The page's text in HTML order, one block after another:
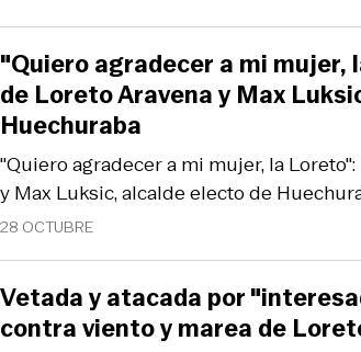
28 OCTUBRE
"Quiero agradecer a mi mujer, la
y Max Luksic, alcalde electo de
"Quiero agradecer a mi
de Loreto Aravena y Max
Huechuraba
Vetada y atacada por
contra viento y marea de